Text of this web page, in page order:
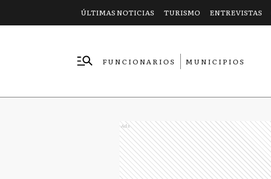
ÚLTIMAS NOTICIAS TURISMO ENTREVISTAS
FUNCIONARIOS
MUNICIPIOS
Ads